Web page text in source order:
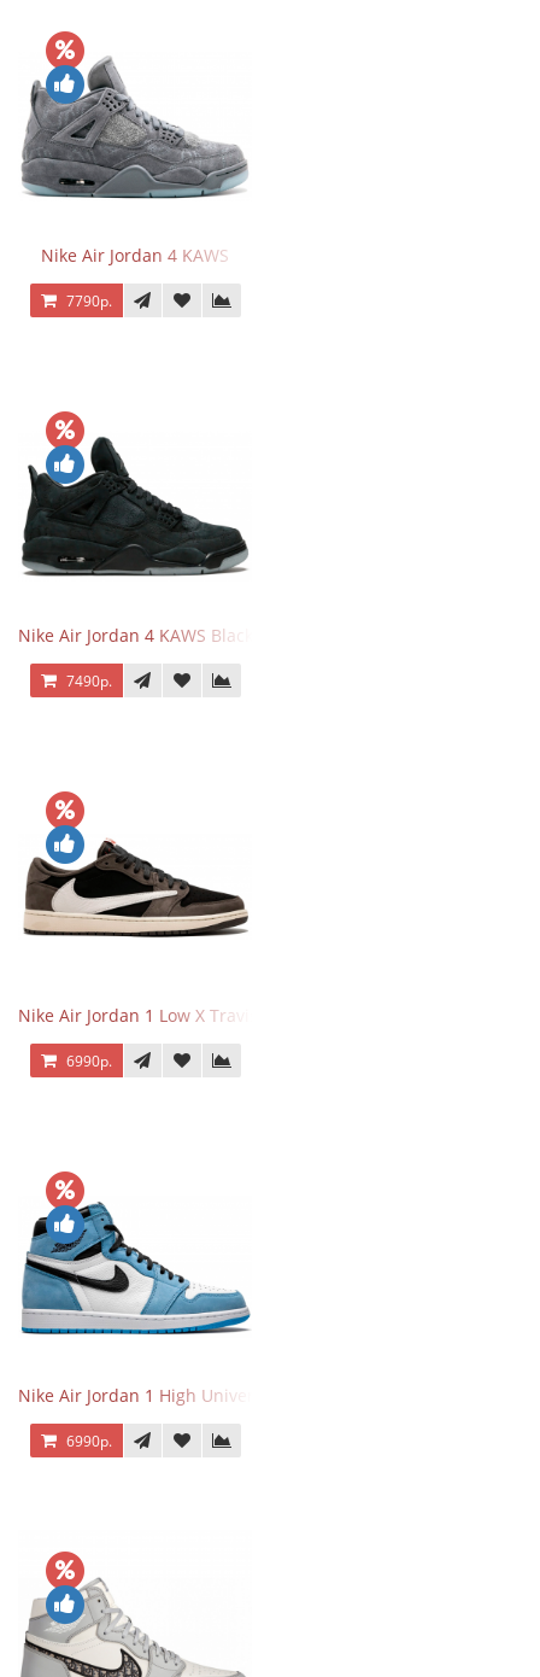
Nike Air Jordan 4 KAWS
7790р.
Nike Air Jordan 4 KAWS Black
7490р.
Nike Air Jordan 1 Low X Travis Scott
6990р.
Nike Air Jordan 1 High University Blue
6990р.